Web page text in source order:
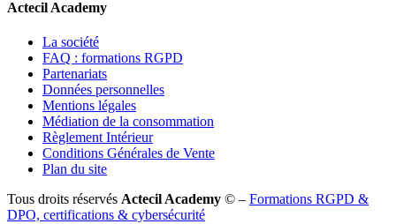
Actecil Academy
La société
FAQ : formations RGPD
Partenariats
Données personnelles
Mentions légales
Médiation de la consommation
Règlement Intérieur
Conditions Générales de Vente
Plan du site
Tous droits réservés Actecil Academy © – Formations RGPD &
DPO, certifications & cybersécurité